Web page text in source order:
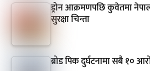
ड्रोन आक्रमणपछि कुवेतमा
सुरक्षा चिन्ता
ब्रोड पिक दुर्घटनामा सबै १०